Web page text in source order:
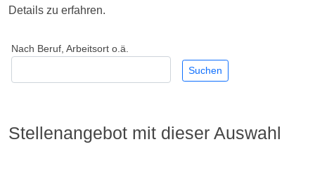
Details zu erfahren.
Nach Beruf, Arbeitsort o.ä.
Stellenangebot mit dieser Auswahl